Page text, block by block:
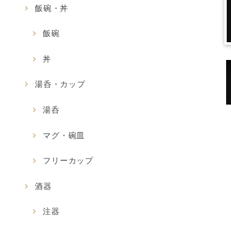
飯碗・丼
飯碗
丼
湯呑・カップ
湯呑
マグ・碗皿
フリーカップ
酒器
注器